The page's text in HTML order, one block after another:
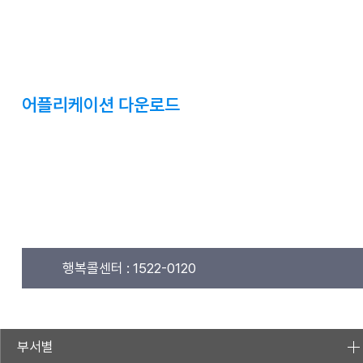
어플리케이션 다운로드
행복콜센터 : 1522-0120
부서별